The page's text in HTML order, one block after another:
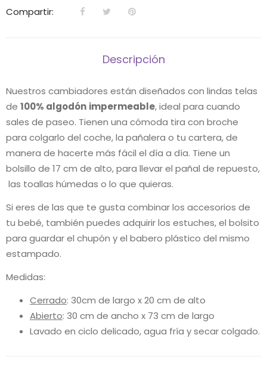
Compartir:
Descripción
Nuestros cambiadores están diseñados con lindas telas
de 100% algodón impermeable, ideal para cuando
sales de paseo. Tienen una cómoda tira con broche
para colgarlo del coche, la pañalera o tu cartera, de
manera de hacerte más fácil el día a día. Tiene un
bolsillo de 17 cm de alto, para llevar el pañal de repuesto,
las toallas húmedas o lo que quieras.
Si eres de las que te gusta combinar los accesorios de
tu bebé, también puedes adquirir los estuches, el bolsito
para guardar el chupón y el babero plástico del mismo
estampado.
Medidas:
Cerrado: 30cm de largo x 20 cm de alto
Abierto: 30 cm de ancho x 73 cm de largo
Lavado en ciclo delicado, agua fría y secar colgado.